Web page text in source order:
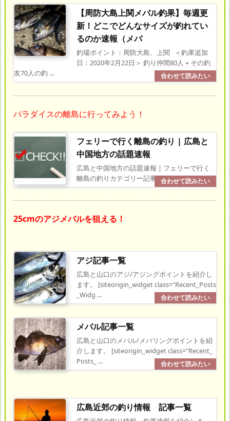
【周防大島上関メバル釣果】毎週更
新！どこでどんなサイズが釣れてい
るのか速報（メバ
釣場ポイント：周防大島、上関 ＜釣果追加
日：2020年2月22日＞ 釣り仲間80人＋その釣
友70人の釣 ...
パラダイスの離島に行ってみよう！
フェリーで行く離島の釣り | 広島と
中国地方の話題速報
広島と中国地方の話題速報 | フェリーで行く
離島の釣りカテゴリー記事一覧
25cmのアジメバルを狙える！
アジ記事一覧
広島と山口のアジ/アジングポイントを紹介し
ます。 [siteorigin_widget class="Recent_Posts
_Widg ...
メバル記事一覧
広島と山口のメバル/メバリングポイントを紹
介します。 [siteorigin_widget class="Recent_
Posts_ ...
広島近郊の釣り情報 記事一覧